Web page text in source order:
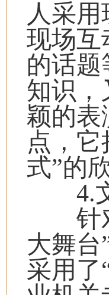
人采
现场互
的话
知识，
颖的表
点，
式”的
4.文
针对
大舞
采用了